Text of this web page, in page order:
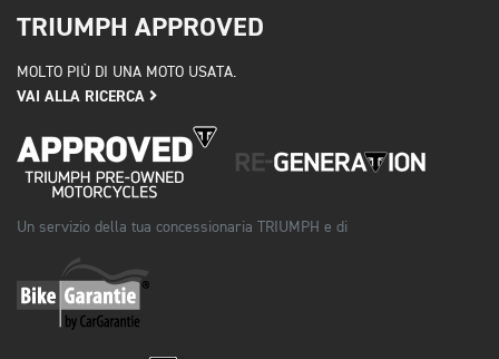
TRIUMPH APPROVED
MOLTO PIÙ DI UNA MOTO USATA.
VAI ALLA RICERCA
Un servizio della tua concessionaria TRIUMPH e di